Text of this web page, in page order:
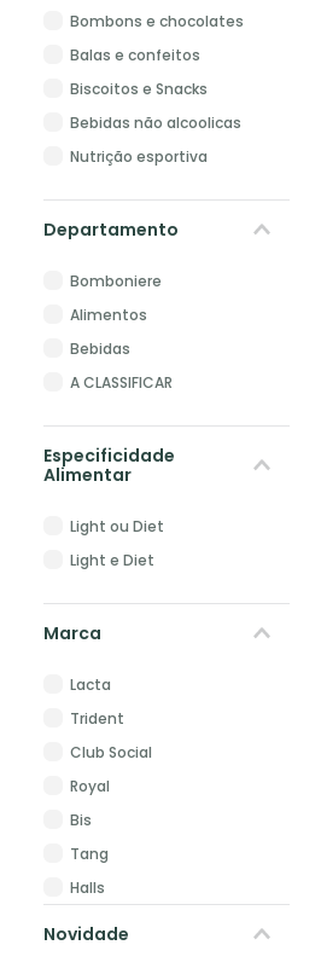
Bombons e chocolates
Balas e confeitos
Biscoitos e Snacks
Bebidas não alcoolicas
Nutrição esportiva
Departamento
Bomboniere
Alimentos
Bebidas
A CLASSIFICAR
Especificidade
Alimentar
Light ou Diet
Light e Diet
Marca
Lacta
Trident
Club Social
Royal
Bis
Tang
Halls
Bubbaloo
Novidade